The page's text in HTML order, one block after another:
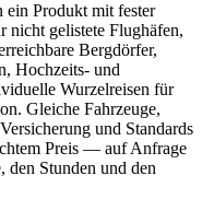
ein Produkt mit fester
nicht gelistete Flughäfen,
Bergdörfer,
Hochzeits- und
Wurzelreisen für
Gleiche Fahrzeuge,
und Standards
Preis — auf Anfrage
den Stunden und den